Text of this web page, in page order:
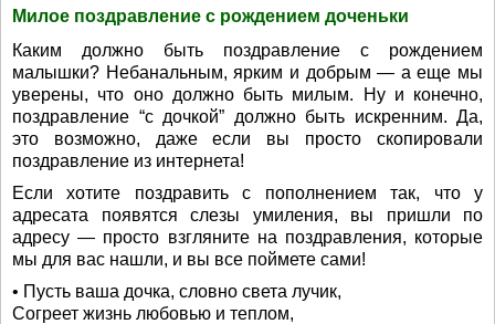
Милое поздравление с рождением доченьки
Каким должно быть поздравление с рождением
малышки? Небанальным, ярким и добрым — а еще мы
уверены, что оно должно быть милым. Ну и конечно,
поздравление “с дочкой” должно быть искренним. Да,
это возможно, даже если вы просто скопировали
поздравление из интернета!
Если хотите поздравить с пополнением так, что у
адресата появятся слезы умиления, вы пришли по
адресу — просто взгляните на поздравления, которые
мы для вас нашли, и вы все поймете сами!
• Пусть ваша дочка, словно света лучик,
Согреет жизнь любовью и теплом,